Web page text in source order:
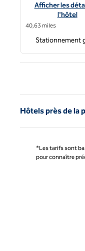
Afficher les
Afficher les
l'hôtel
40,63 miles
Stationnement
Hôtels près de la
*Les tarifs sont
pour connaître